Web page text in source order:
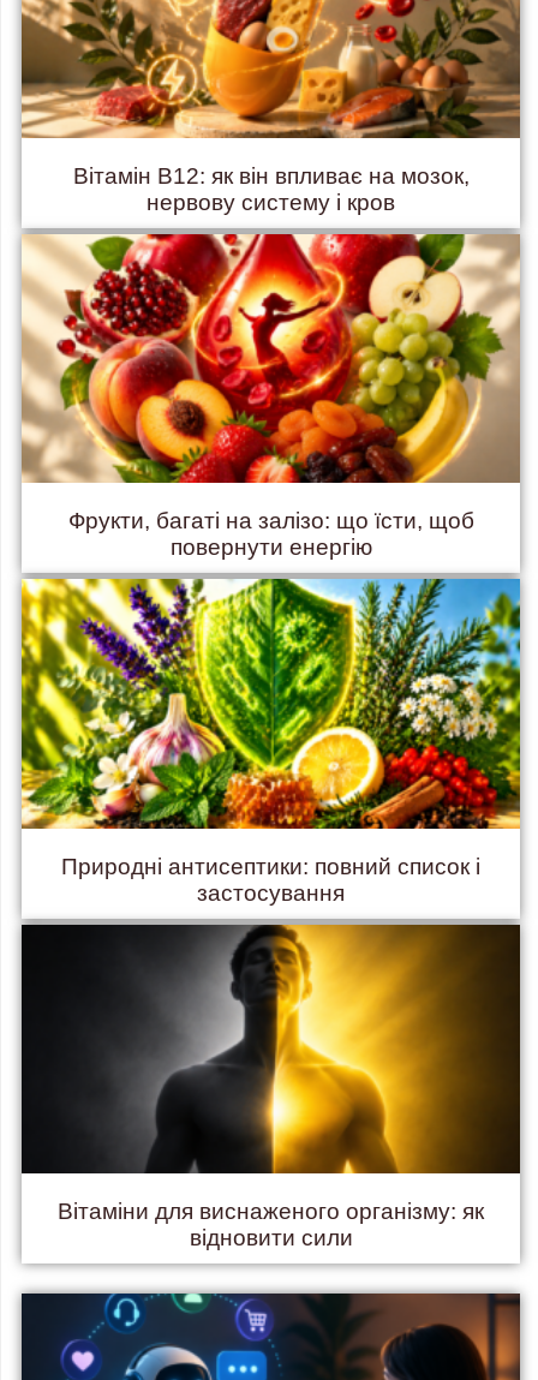
Вітамін B12: як він впливає на мозок,
нервову систему і кров
Фрукти, багаті на залізо: що їсти, щоб
повернути енергію
Природні антисептики: повний список і
застосування
Вітаміни для виснаженого організму: як
відновити сили